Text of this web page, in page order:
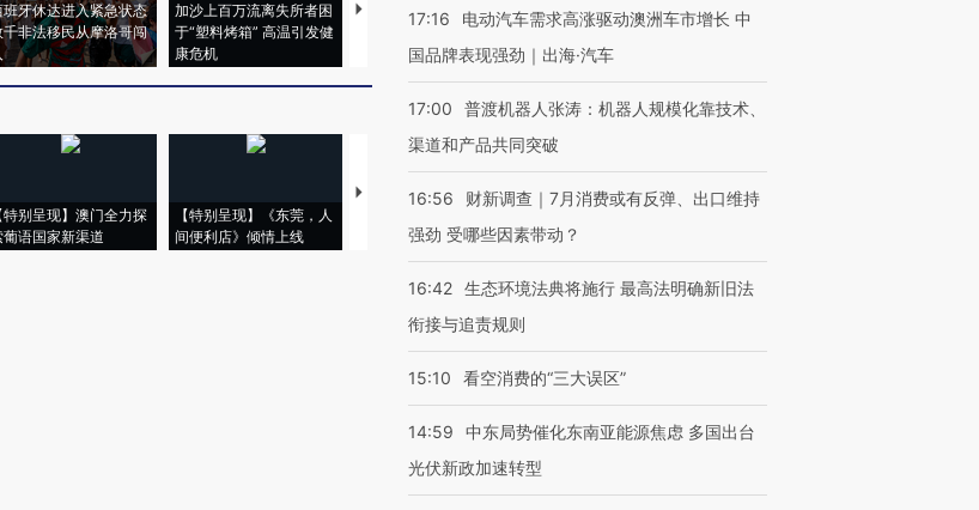
班牙休达进入紧急状态
千非法移民从摩洛哥闯
加沙上百万流离失所者困
于“塑料烤箱” 高温引发健
康危机
视线｜HYROX的吸金
术：是什么让中产们甘
心“花钱找虐”？
马航飞行员跨国走私7万
粒摇头丸 尿检体内含3种
毒品
视线｜被称为“蟑螂”的印
度Z世代 用街头抗争将教
特别呈现】澳门全力探
葡语国家新渠道
【特别呈现】《东莞，人
间便利店》倾情上线
【推广】走进第四届链博
有意思的生活方式·第三对
【商旅对话】华住集团
17:16
电动汽车需求高涨驱动澳洲车市增长 中
国品牌表现强劲｜出海·汽车
17:00
普渡机器人张涛：机器人规模化靠技术、
渠道和产品共同突破
16:56
财新调查｜7月消费或有反弹、出口维持
强劲 受哪些因素带动？
16:42 生态环境法典将施行 最高法明确新旧法
衔接与追责规则
15:10 看空消费的“三大误区”
14:59
中东局势催化东南亚能源焦虑 多国出台
光伏新政加速转型